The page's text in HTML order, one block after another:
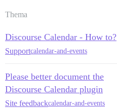
Thema
Discourse Calendar - How to?
Supportcalendar-and-events
Please better document the
Discourse Calendar plugin
Site feedbackcalendar-and-events